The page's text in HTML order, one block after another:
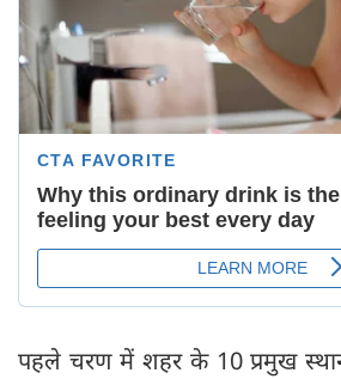
पहले चरण में शहर के 10 प्रमुख